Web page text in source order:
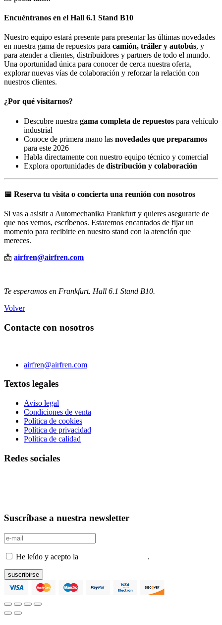
Encuéntranos en el Hall 6.1 Stand B10
Nuestro equipo estará presente para presentar las últimas novedades
en nuestra gama de repuestos para camión, tráiler y autobús, y
para atender a clientes, distribuidores y partners de todo el mundo.
Una oportunidad única para conocer de cerca nuestra oferta,
explorar nuevas vías de colaboración y reforzar la relación con
nuestros clientes.
¿Por qué visitarnos?
Descubre nuestra gama completa de repuestos para vehículo
industrial
Conoce de primera mano las novedades que preparamos
para este 2026
Habla directamente con nuestro equipo técnico y comercial
Explora oportunidades de distribución y colaboración
📅 Reserva tu visita o concierta una reunión con nosotros
Si vas a asistir a Automechanika Frankfurt y quieres asegurarte de
que nos vemos, escríbenos. Estaremos encantados de fijar un
momento para recibirte en nuestro stand con la atención que
mereces.
📩 airfren@airfren.com
Te esperamos en Frankfurt. Hall 6.1 Stand B10.
Volver
Contacte con nosotros
airfren@airfren.com
Textos legales
Aviso legal
Condiciones de venta
Política de cookies
Política de privacidad
Política de calidad
Redes sociales
Suscríbase a nuestra newsletter
He leído y acepto la .
suscribirse